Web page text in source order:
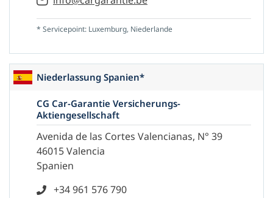
* Servicepoint: Luxemburg, Niederlande
Niederlassung Spanien*
CG Car-Garantie Versicherungs-
Aktiengesellschaft
Avenida de las Cortes Valencianas, N° 39
46015 Valencia
Spanien
+34 961 576 790